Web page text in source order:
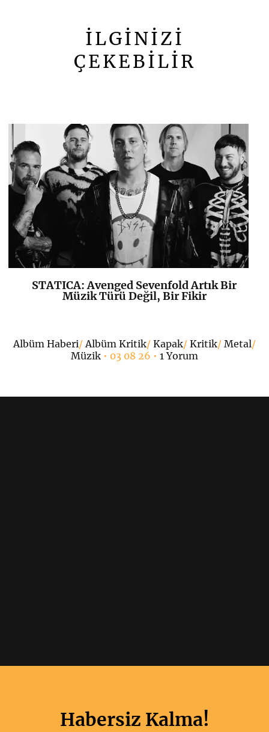
İLGİNİZİ
ÇEKEBİLİR
K+
STATICA: Avenged Sevenfold Artık Bir
Müzik Türü Değil, Bir Fikir
Albüm Haberi/Albüm Kritik/ Kapak/ Kritik/ Metal/
Müzik• 03 08 26 • 1 Yorum
Habersiz Kalma!